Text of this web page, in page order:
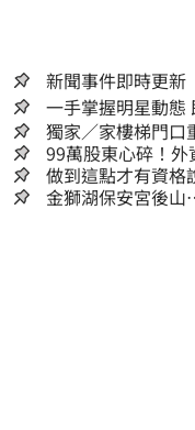
新聞事件即時更
獨家／家樓梯門
「最新傷況」曝
99萬股東心碎！
重挫近5%
做到這點才有資格
金獅湖保安宮後